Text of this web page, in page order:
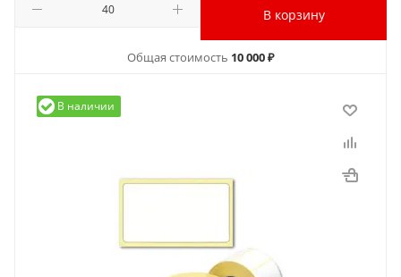
В корзину
Общая стоимость 10 000 ₽
В наличии